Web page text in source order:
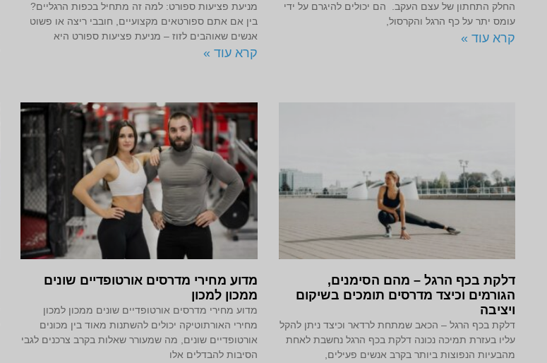
החלק התחתון של עצם העקב. הם יכולים להיגרם על ידי
עומס יתר על כף הרגל והקרסול,
קרא עוד »
מניעת פציעות ספורט: למה זה מתחיל בכפות הרגליים?
בין אם אתם ספורטאים מקצועיים, חובבי ריצה או פשוט
אנשים שאוהבים לזוז – מניעת פציעות ספורט היא
קרא עוד »
דלקת בכף הרגל – מהם הסימנים,
הגורמים וכיצד מדרסים תומכים בשיקום
ויציבה
דלקת בכף הרגל – הכאב שמתחת לרדאר וכיצד ניתן להקל
עליו בעזרת תמיכה נכונה דלקת בכף הרגל נחשבת לאחת
מהבעיות הנפוצות ביותר בקרב אנשים פעילים,
מדוע מחירי מדרסים אורטופדיים שונים
ממכון למכון
מדוע מחירי מדרסים אורטופדיים שונים ממכון למכון
מחירי האורתוטיקה יכולים להשתנות מאוד בין מכונים
אורטופדיים שונים, מה שמעורר שאלות בקרב צרכנים לגבי
הסיבות להבדלים אלו